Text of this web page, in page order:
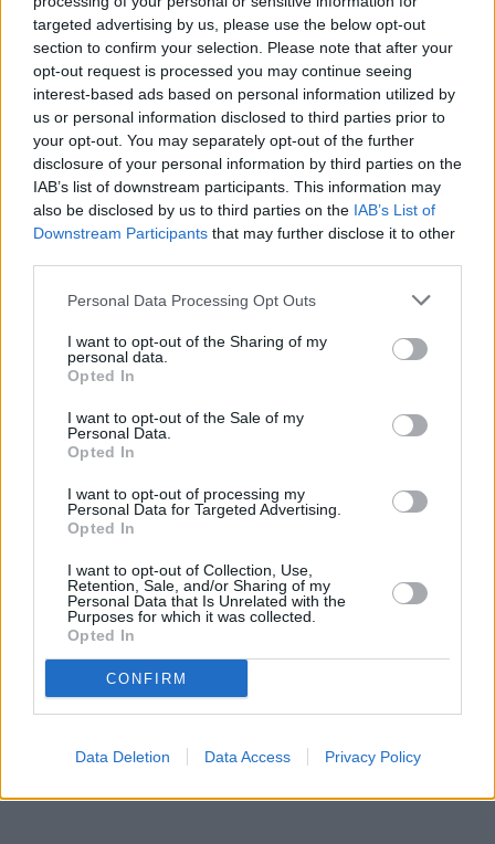
targeted advertising by us, please use the below opt-out
section to confirm your selection. Please note that after your
opt-out request is processed you may continue seeing
interest-based ads based on personal information utilized by
us or personal information disclosed to third parties prior to
your opt-out. You may separately opt-out of the further
disclosure of your personal information by third parties on the
IAB’s list of downstream participants. This information may
also be disclosed by us to third parties on the IAB’s List of
Downstream Participants that may further disclose it to other
Personal Data Processing Opt Outs
I want to opt-out of the Sharing of my
personal data.
Opted In
I want to opt-out of the Sale of my
Personal Data.
Opted In
I want to opt-out of processing my
Personal Data for Targeted Advertising.
Opted In
I want to opt-out of Collection, Use,
Retention, Sale, and/or Sharing of my
Personal Data that Is Unrelated with the
Purposes for which it was collected.
Opted In
CONFIRM
Data Deletion Data Access Privacy Policy
07.08.2026 -
Bosch Powertrain s.r.o. Jihlava • obsluha CNC strojů •
48.400 Kč • náborový bonus 50.000 Kč • příspěvek na ubytování
okres Jihlava)
06.08.2026 -Bosch Powertrain s.r.o. Jihlava • CNC operátor• mzda
Kč • náborový bonus 50.000 Kč • příspěvek na ubytování (Jihlava,
Jihlava)
06.08.2026 -Bosch Powertrain s.r.o. • montážní dělník • mzda 44.700
týdenní zálohy na mzdu 2.000 Kč (Jihlava, okres Jihlava)
06.08.2026 -Bosch Powertrain s.r.o. Jihlava • práce ve skladu • mzda
48.400 Kč • náborový bonus 50.000 Kč • ubytování (Jihlava, okres
... další nabídky zaměstnání
Vybrané články
vysílacím týdnu
naladění na Skylinku
Parabola.cz- web o satelitní, terestrické a kabelové televizi, ©
O webu parabola.cz•O souborech cookies•Inzerce
Kontakt
Dovolená u moře •Bazény